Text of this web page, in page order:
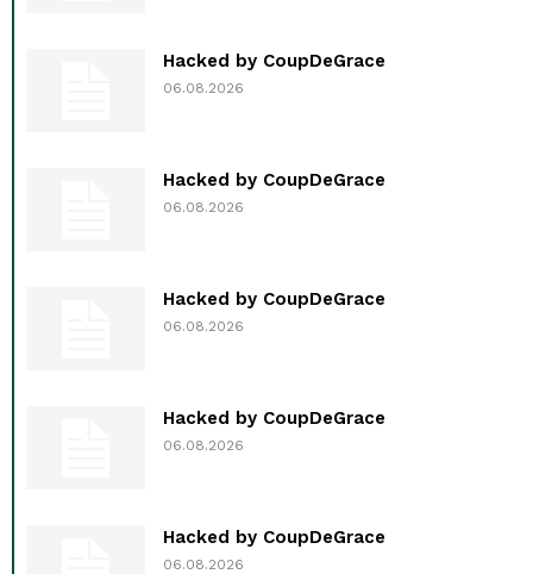
Hacked by CoupDeGrace
06.08.2026
Hacked by CoupDeGrace
06.08.2026
Hacked by CoupDeGrace
06.08.2026
Hacked by CoupDeGrace
06.08.2026
Hacked by CoupDeGrace
06.08.2026